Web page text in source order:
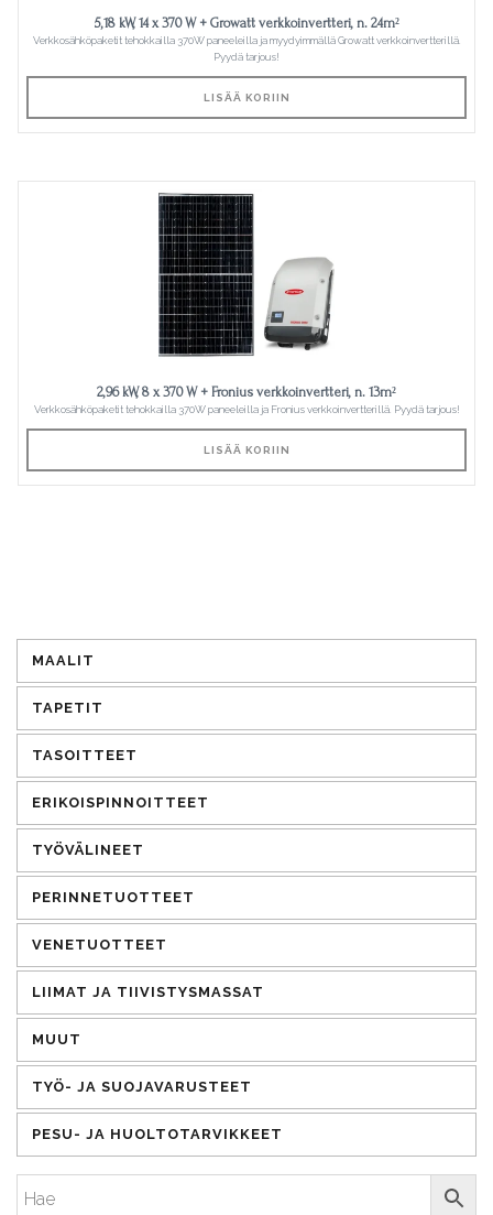
5,18 kW, 14 x 370 W + Growatt verkkoinvertteri, n. 24m²
Verkkosähköpaketit tehokkailla 370W paneeleilla ja myydyimmällä Growatt verkkoinvertterillä.
Pyydä tarjous!
LISÄÄ KORIIN
2,96 kW, 8 x 370 W + Fronius verkkoinvertteri, n. 13m²
Verkkosähköpaketit tehokkailla 370W paneeleilla ja Fronius verkkoinvertterillä. Pyydä tarjous!
LISÄÄ KORIIN
MAALIT
TAPETIT
TASOITTEET
ERIKOISPINNOITTEET
TYÖVÄLINEET
PERINNETUOTTEET
VENETUOTTEET
LIIMAT JA TIIVISTYSMASSAT
MUUT
TYÖ- JA SUOJAVARUSTEET
PESU- JA HUOLTOTARVIKKEET